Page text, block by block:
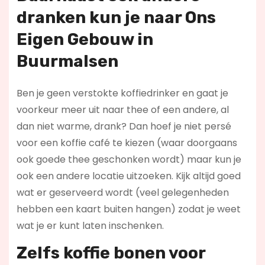
dranken kun je naar Ons
Eigen Gebouw in
Buurmalsen
Ben je geen verstokte koffiedrinker en gaat je
voorkeur meer uit naar thee of een andere, al
dan niet warme, drank? Dan hoef je niet persé
voor een koffie café te kiezen (waar doorgaans
ook goede thee geschonken wordt) maar kun je
ook een andere locatie uitzoeken. Kijk altijd goed
wat er geserveerd wordt (veel gelegenheden
hebben een kaart buiten hangen) zodat je weet
wat je er kunt laten inschenken.
Zelfs koffie bonen voor